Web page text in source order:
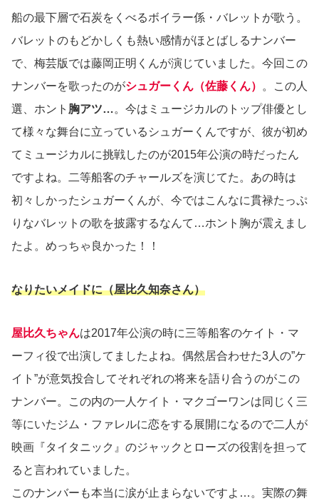
船の最下層で石炭をくべるボイラー係・バレットが歌う。
バレットのもどかしくも熱い感情がほとばしるナンバー
で、梅芸版では藤岡正明くんが演じていました。今回この
ナンバーを歌ったのがシュガーくん（佐藤くん）
。この人
選、ホント 胸アツ…。今はミュージカルのトップ俳優とし
て様々な舞台に立っているシュガーくんですが、彼が初め
てミュージカルに挑戦したのが2015年公演の時だったん
ですよね。二等船客のチャールズを演じてた。あの時は
初々しかったシュガーくんが、今ではこんなに貫禄たっぷ
りなバレットの歌を披露するなんて…ホント胸が震えまし
たよ。めっちゃ良かった！！
なりたいメイドに（屋比久知奈さん）
屋比久ちゃんは2017年公演の時に三等船客のケイト・マ
ーフィ役で出演してましたよね。偶然居合わせた3人の”ケ
イト”が意気投合してそれぞれの将来を語り合うのがこの
ナンバー。この内の一人ケイト・マクゴーワンは同じく三
等にいたジム・ファレルに恋をする展開になるので二人が
映画『タイタニック』のジャックとローズの役割を担って
ると言われていました。
このナンバーも本当に涙が止まらないですよ…。実際の舞